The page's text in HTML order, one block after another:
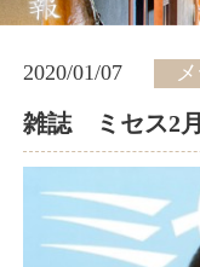
2020/01/07
雑誌 ミセス2